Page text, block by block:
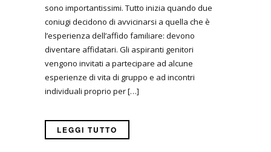
sono importantissimi. Tutto inizia quando due
coniugi decidono di avvicinarsi a quella che è
l’esperienza dell’affido familiare: devono
diventare affidatari. Gli aspiranti genitori
vengono invitati a partecipare ad alcune
esperienze di vita di gruppo e ad incontri
individuali proprio per […]
LEGGI TUTTO